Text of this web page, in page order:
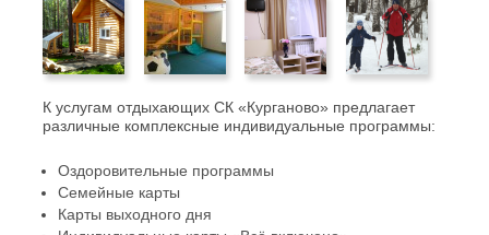
К услугам отдыхающих СК «Курганово» предлагает
различные комплексные индивидуальные программы:
Оздоровительные программы
Семейные карты
Карты выходного дня